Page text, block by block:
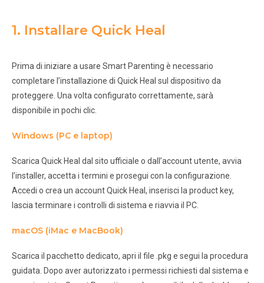
1. Installare Quick Heal
Prima di iniziare a usare Smart Parenting è necessario
completare l’installazione di Quick Heal sul dispositivo da
proteggere. Una volta configurato correttamente, sarà
disponibile in pochi clic.
Windows (PC e laptop)
Scarica Quick Heal dal sito ufficiale o dall’account utente, avvia
l’installer, accetta i termini e prosegui con la configurazione.
Accedi o crea un account Quick Heal, inserisci la product key,
lascia terminare i controlli di sistema e riavvia il PC.
macOS (iMac e MacBook)
Scarica il pacchetto dedicato, apri il file .pkg e segui la procedura
guidata. Dopo aver autorizzato i permessi richiesti dal sistema e